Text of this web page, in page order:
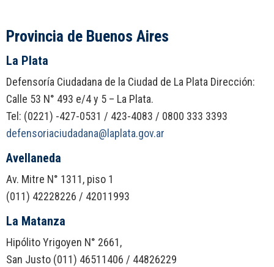
Provincia de Buenos Aires
La Plata
Defensoría Ciudadana de la Ciudad de La Plata Dirección:
Calle 53 N° 493 e/4 y 5 – La Plata.
Tel: (0221) -427-0531 / 423-4083 / 0800 333 3393
defensoriaciudadana@laplata.gov.ar
Avellaneda
Av. Mitre N° 1311, piso 1
(011) 42228226 / 42011993
La Matanza
Hipólito Yrigoyen N° 2661,
San Justo (011) 46511406 / 44826229